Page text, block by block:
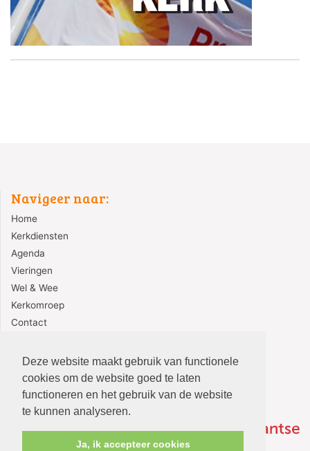
Deze website maakt gebruik van functionele
cookies om de website goed te laten
functioneren en het gebruik van de website
te kunnen analyseren.
Ja, ik accepteer cookies
Navigeer naar:
Home
Kerkdiensten
Agenda
Vieringen
Wel & Wee
Kerkomroep
Contact